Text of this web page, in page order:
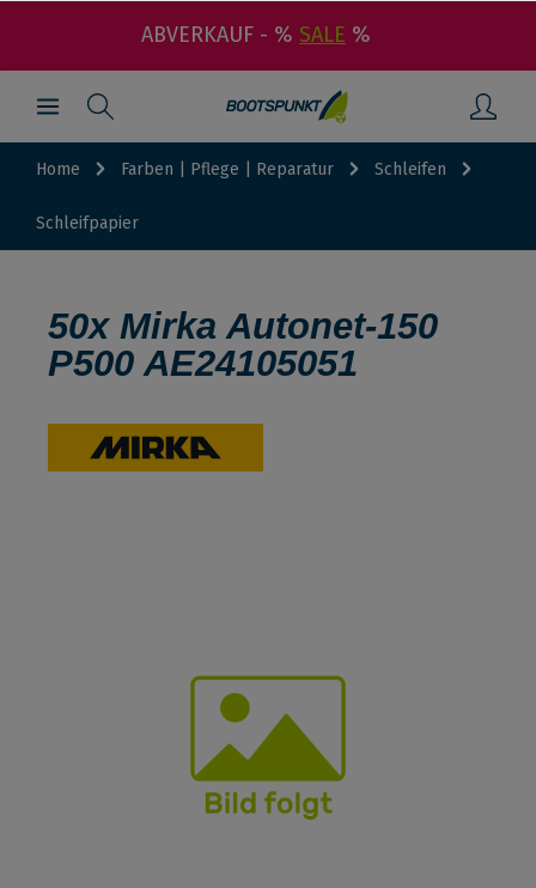
ABVERKAUF - % SALE %
Home Farben | Pflege | Reparatur Schleifen
Schleifpapier
50x Mirka Autonet-150
P500 AE24105051